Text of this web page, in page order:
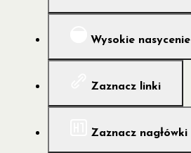
Wysokie nasycenie
Zaznacz linki
Zaznacz nagłówki